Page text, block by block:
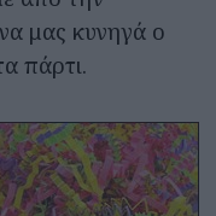
μας κυνηγά ο
πάρτι.